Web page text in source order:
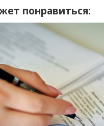
понравиться: